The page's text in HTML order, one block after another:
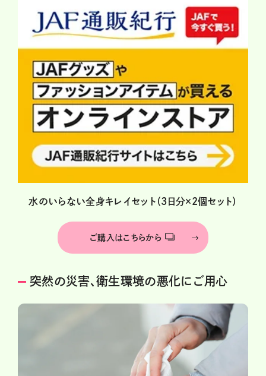
水のいらない全身キレイセット（3日分×2個セット）
ご購入はこちらから
突然の災害、衛生環境の悪化にご用心